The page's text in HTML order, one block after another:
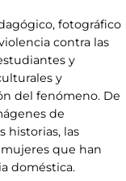
fotográfico
contra las
y
y
del fenómeno. De
de
historias, las
mujeres que han
doméstica.